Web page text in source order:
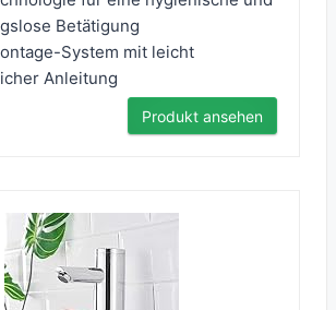
Betätigung
System mit leicht
Anleitung
Produkt ansehen